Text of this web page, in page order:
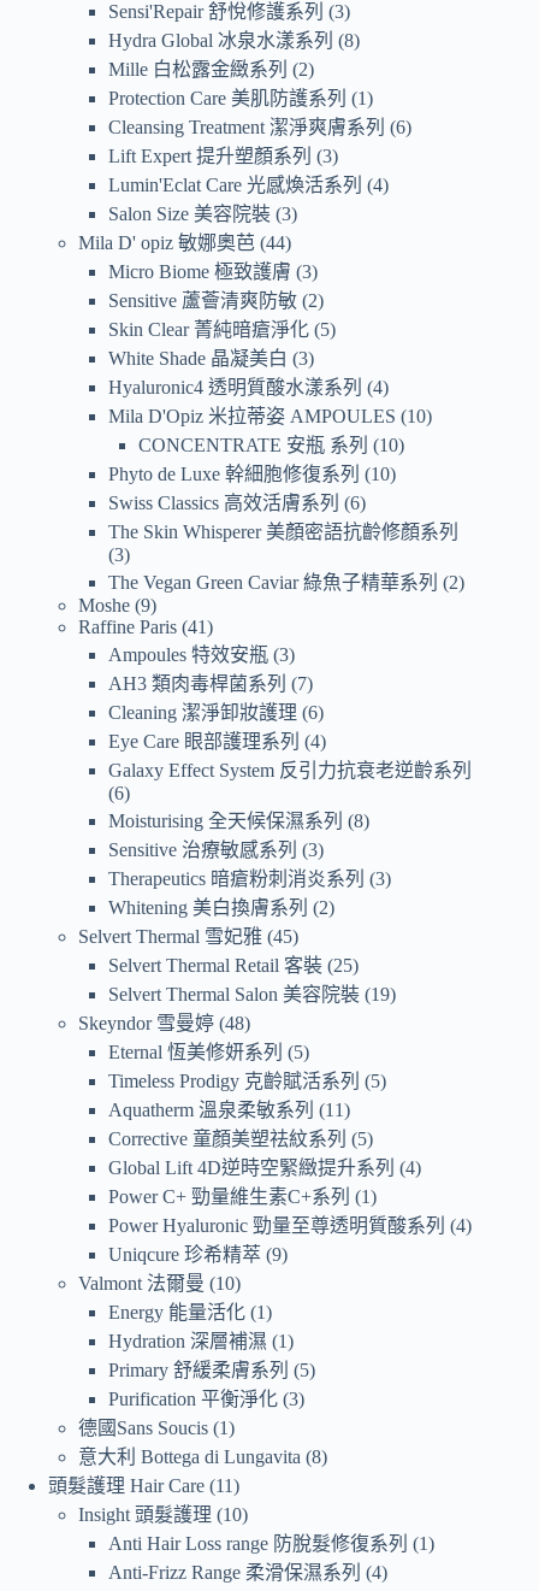
Sensi'Repair 舒悅修護系列
3
Hydra Global 冰泉水漾系列
8
Mille 白松露金緻系列
2
Protection Care 美肌防護系列
1
Cleansing Treatment 潔淨爽膚系列
6
Lift Expert 提升塑顏系列
3
Lumin'Eclat Care 光感煥活系列
4
Salon Size 美容院裝 3
Mila D' opiz 敏娜奧芭 44
Micro Biome 極致護膚 3
Sensitive 蘆薈清爽防敏 2
Skin Clear 菁純暗瘡淨化 5
White Shade 晶凝美白
3
Hyaluronic4 透明質酸水漾系列
4
Mila D'Opiz 米拉蒂姿 AMPOULES
10
CONCENTRATE 安瓶 系列
10
Phyto de Luxe 幹細胞修復系列
10
Swiss Classics 高效活膚系列
6
The Skin Whisperer 美顏密語抗齡修顏系列
3
The Vegan Green Caviar 綠魚子精華系列
2
Moshe 9
Raffine Paris 41
Ampoules 特效安瓶 3
AH3 類肉毒桿菌系列
7
Cleaning 潔淨卸妝護理 6
Eye Care 眼部護理系列
4
Galaxy Effect System 反引力抗衰老逆齡系列
6
Moisturising 全天候保濕系列
8
Sensitive 治療敏感系列
3
Therapeutics 暗瘡粉刺消炎系列
3
Whitening 美白換膚系列
2
Selvert Thermal 雪妃雅 45
Selvert Thermal Retail 客裝 25
Selvert Thermal Salon 美容院裝 19
Skeyndor 雪曼婷 48
Eternal 恆美修妍系列
5
Timeless Prodigy 克齡賦活系列
5
Aquatherm 溫泉柔敏系列
11
Corrective 童顏美塑祛紋系列
5
Global Lift 4D逆時空緊緻提升系列
4
Power C+ 勁量維生素C+系列
1
Power Hyaluronic 勁量至尊透明質酸系列
4
Uniqcure 珍希精萃 9
Valmont 法爾曼
10
Energy 能量活化 1
Hydration 深層補濕
1
Primary 舒緩柔膚系列
5
Purification 平衡淨化 3
德國Sans Soucis 1
意大利 Bottega di Lungavita 8
頭髮護理 Hair Care 11
Insight 頭髮護理
10
Anti Hair Loss range 防脫髮修復系列
1
Anti-Frizz Range 柔滑保濕系列
4